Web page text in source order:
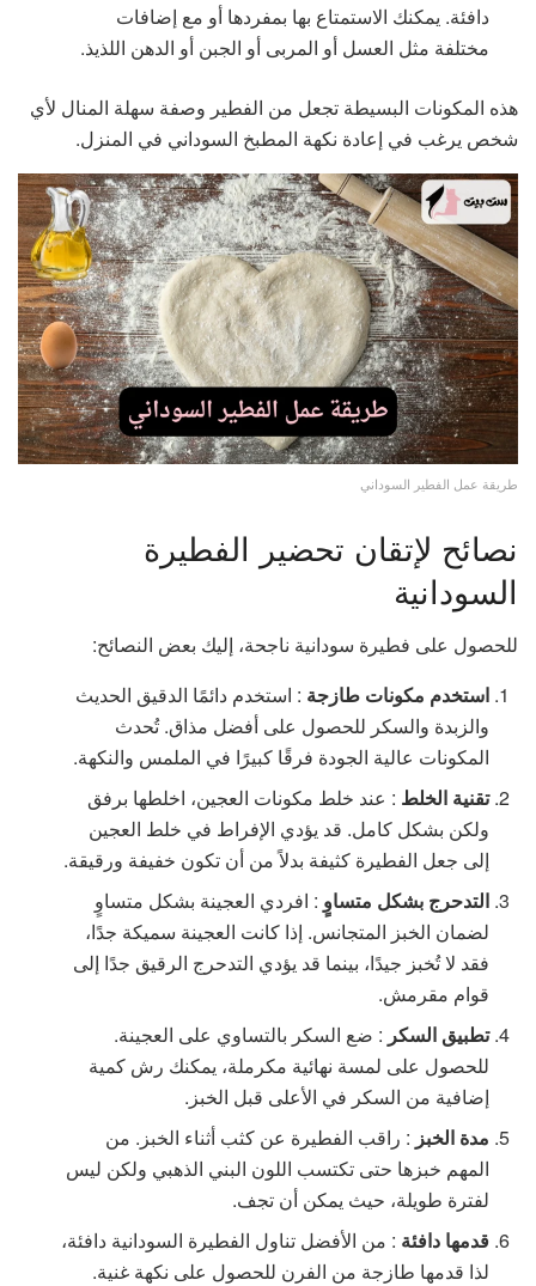
دافئة. يمكنك الاستمتاع بها بمفردها أو مع إضافات
مختلفة مثل العسل أو المربى أو الجبن أو الدهن اللذيذ.
هذه المكونات البسيطة تجعل من الفطير وصفة سهلة المنال لأي
شخص يرغب في إعادة نكهة المطبخ السوداني في المنزل.
طريقة عمل الفطير السوداني
نصائح لإتقان تحضير الفطيرة
السودانية
للحصول على فطيرة سودانية ناجحة، إليك بعض النصائح:
استخدم مكونات طازجة : استخدم دائمًا الدقيق الحديث
والزبدة والسكر للحصول على أفضل مذاق. تُحدث
المكونات عالية الجودة فرقًا كبيرًا في الملمس والنكهة.
تقنية الخلط : عند خلط مكونات العجين، اخلطها برفق
ولكن بشكل كامل. قد يؤدي الإفراط في خلط العجين
إلى جعل الفطيرة كثيفة بدلاً من أن تكون خفيفة ورقيقة.
التدحرج بشكل متساوٍ : افردي العجينة بشكل متساوٍ
لضمان الخبز المتجانس. إذا كانت العجينة سميكة جدًا،
فقد لا تُخبز جيدًا، بينما قد يؤدي التدحرج الرقيق جدًا إلى
قوام مقرمش.
تطبيق السكر : ضع السكر بالتساوي على العجينة.
للحصول على لمسة نهائية مكرملة، يمكنك رش كمية
إضافية من السكر في الأعلى قبل الخبز.
مدة الخبز : راقب الفطيرة عن كثب أثناء الخبز. من
المهم خبزها حتى تكتسب اللون البني الذهبي ولكن ليس
لفترة طويلة، حيث يمكن أن تجف.
قدمها دافئة : من الأفضل تناول الفطيرة السودانية دافئة،
لذا قدمها طازجة من الفرن للحصول على نكهة غنية.